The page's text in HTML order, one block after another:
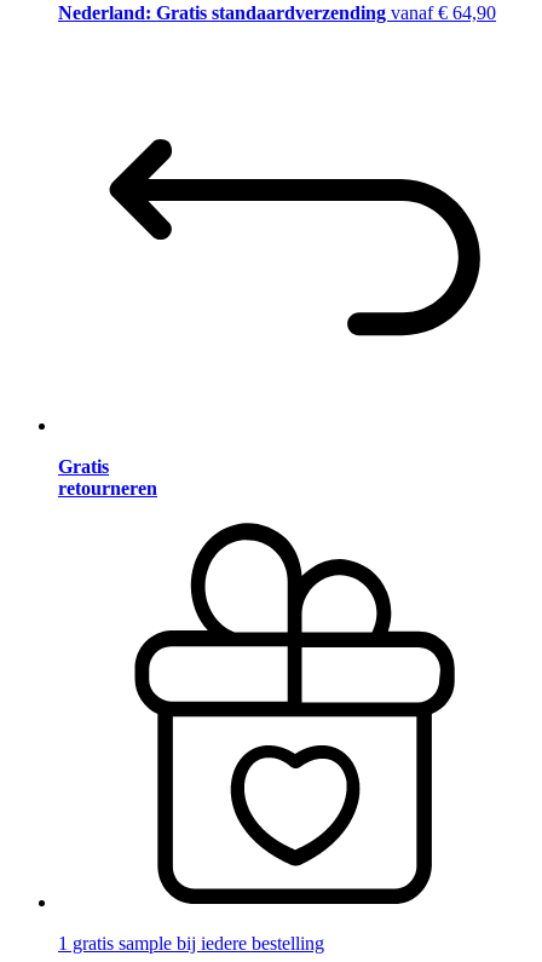
Nederland: Gratis standaardverzending vanaf € 64,90
Gratis
retourneren
1 gratis sample bij iedere bestelling